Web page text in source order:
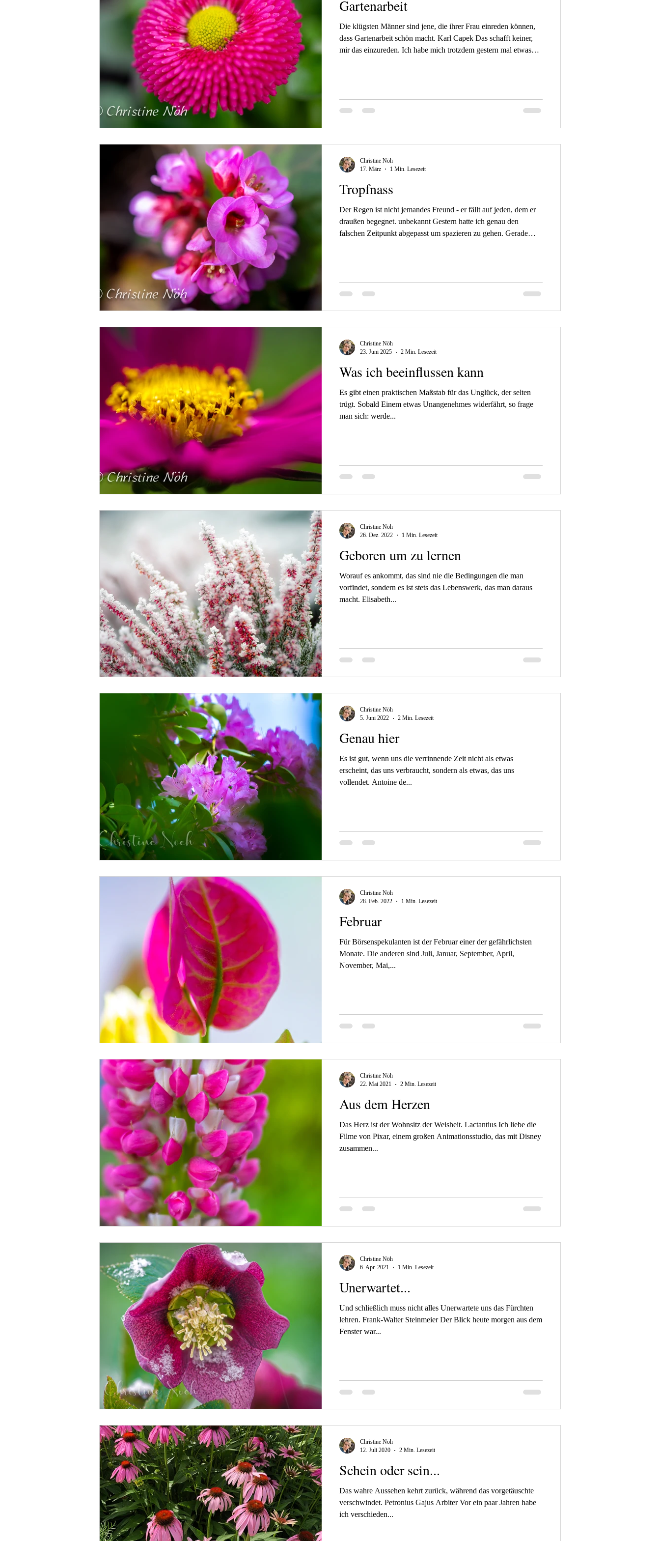
Gartenarbeit
Die klügsten Männer sind jene, die ihrer Frau einreden können,
dass Gartenarbeit schön macht. Karl Capek Das schafft keiner,
mir das einzureden. Ich habe mich trotzdem gestern mal etwas
das ist mir ziemlich egal. Jetzt kommen aber die ne
Tropfnass
Der Regen ist nicht jemandes Freund - er fällt auf jeden, dem er
draußen begegnet. unbekannt Gestern hatte ich genau den
falschen Zeitpunkt abgepasst um spazieren zu gehen. Gerade
auf ihre Wasserfestigkeit testen. Und was soll ich sagen: Sie ist
komplett durchgefallen. Die Nässe ging bis auf d
Christine Nöh
17. März
1 Min. Lesezeit
Was ich beeinflussen kann
Es gibt einen praktischen Maßstab für das Unglück, der selten
trügt. Sobald Einem etwas Unangenehmes widerfährt, so frage
man sich: werde...
Christine Nöh
23. Juni 2025
2 Min. Lesezeit
Geboren um zu lernen
Worauf es ankommt, das sind nie die Bedingungen die man
vorfindet, sondern es ist stets das Lebenswerk, das man daraus
macht. Elisabeth...
Christine Nöh
26. Dez. 2022
1 Min. Lesezeit
Genau hier
Es ist gut, wenn uns die verrinnende Zeit nicht als etwas
erscheint, das uns verbraucht, sondern als etwas, das uns
vollendet. Antoine de...
Christine Nöh
5. Juni 2022
2 Min. Lesezeit
Februar
Für Börsenspekulanten ist der Februar einer der gefährlichsten
Monate. Die anderen sind Juli, Januar, September, April,
November, Mai,...
Christine Nöh
28. Feb. 2022
1 Min. Lesezeit
Aus dem Herzen
Das Herz ist der Wohnsitz der Weisheit. Lactantius Ich liebe die
Filme von Pixar, einem großen Animationsstudio, das mit Disney
zusammen...
Christine Nöh
22. Mai 2021
2 Min. Lesezeit
Unerwartet...
Und schließlich muss nicht alles Unerwartete uns das Fürchten
lehren. Frank-Walter Steinmeier Der Blick heute morgen aus dem
Fenster war...
Christine Nöh
6. Apr. 2021
1 Min. Lesezeit
Schein oder sein...
Das wahre Aussehen kehrt zurück, während das vorgetäuschte
verschwindet. Petronius Gajus Arbiter Vor ein paar Jahren habe
ich verschieden...
Christine Nöh
12. Juli 2020
2 Min. Lesezeit